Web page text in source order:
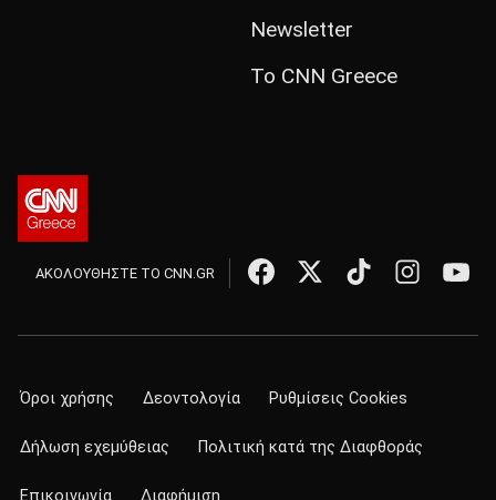
Newsletter
Το CNN Greece
ΑΚΟΛΟΥΘΗΣΤΕ ΤΟ CNN.GR
Όροι χρήσης Δεοντολογία Ρυθμίσεις Cookies
Δήλωση εχεμύθειας Πολιτική κατά της Διαφθοράς